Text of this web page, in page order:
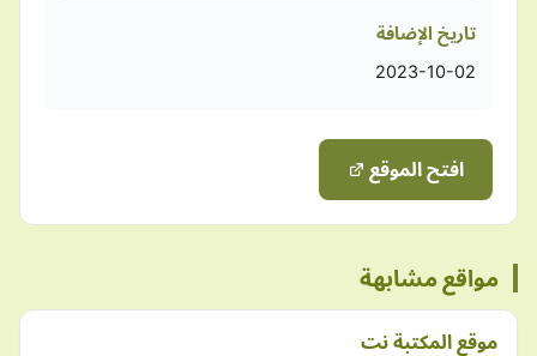
تاريخ الإضافة
2023-10-02
افتح الموقع
مواقع مشابهة
موقع المكتبة نت